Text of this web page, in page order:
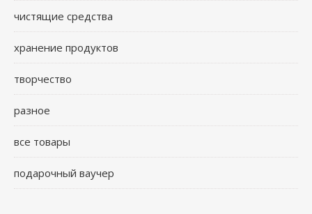
чистящие средства
хранение продуктов
творчество
разное
все товары
подарочный ваучер